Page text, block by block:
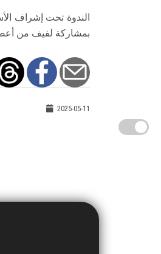
الندوة تحت إشراف
بمشاركة لفيف من
2025-05-11